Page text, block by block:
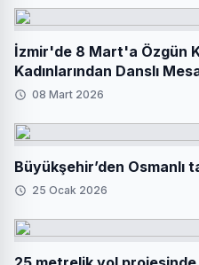
İzmir'de 8 Mart'a Özgün
Kadınlarından Danslı
08 Mart 2026
Büyükşehir’den Osmanlı
25 Ocak 2026